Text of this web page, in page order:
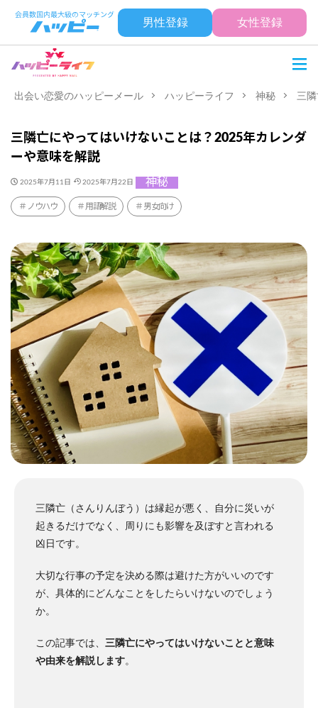
男性登録 女性登録
出会い恋愛のハッピーメール ハッピーライフ 神秘 三
三隣亡にやってはいけないことは？2025年カレンダ
ーや意味を解説
2025年7月11日 2025年7月22日 神秘
ノウハウ 用語解説 男女向け
三隣亡（さんりんぼう）は縁起が悪く、自分に災いが
起きるだけでなく、周りにも影響を及ぼすと言われる
凶日です。
大切な行事の予定を決める際は避けた方がいいのです
が、具体的にどんなことをしたらいけないのでしょう
か。
この記事では、 三隣亡にやってはいけないことと意味
や由来を解説します。